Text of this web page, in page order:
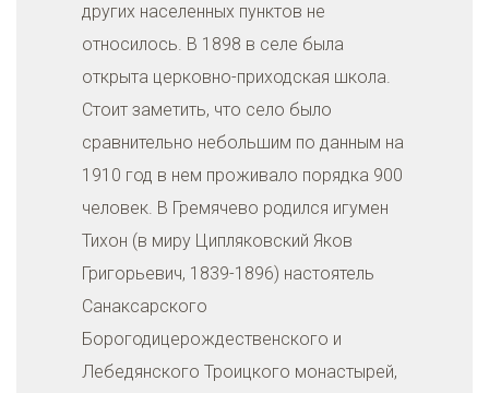
других населенных пунктов не
относилось. В 1898 в селе была
открыта церковно-приходская школа.
Стоит заметить, что село было
сравнительно небольшим по данным на
1910 год в нем проживало порядка 900
человек. В Гремячево родился игумен
Тихон (в миру Ципляковский Яков
Григорьевич, 1839-1896) настоятель
Санаксарского
Борогодицерождественского и
Лебедянского Троицкого монастырей,